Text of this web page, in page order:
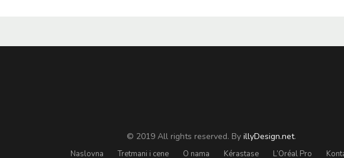
© 2019 All rights reserved. By illyDesign.net.
Naslovna Tretmani i cene O nama Kérastase L’Oréal Pro